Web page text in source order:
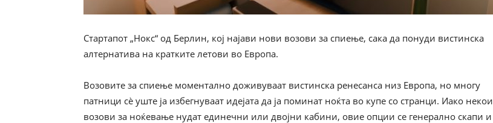
Стартапот „Нокс“ од Берлин, кој најави нови возови за спиење, сака да понуди вистинска
алтернатива на кратките летови во Европа.
Возовите за спиење моментално доживуваат вистинска ренесанса низ Европа, но многу
патници сè уште ја избегнуваат идејата да ја поминат ноќта во купе со странци. Иако некои
возови за ноќевање нудат единечни или двојни кабини, овие опции се генерално скапи и